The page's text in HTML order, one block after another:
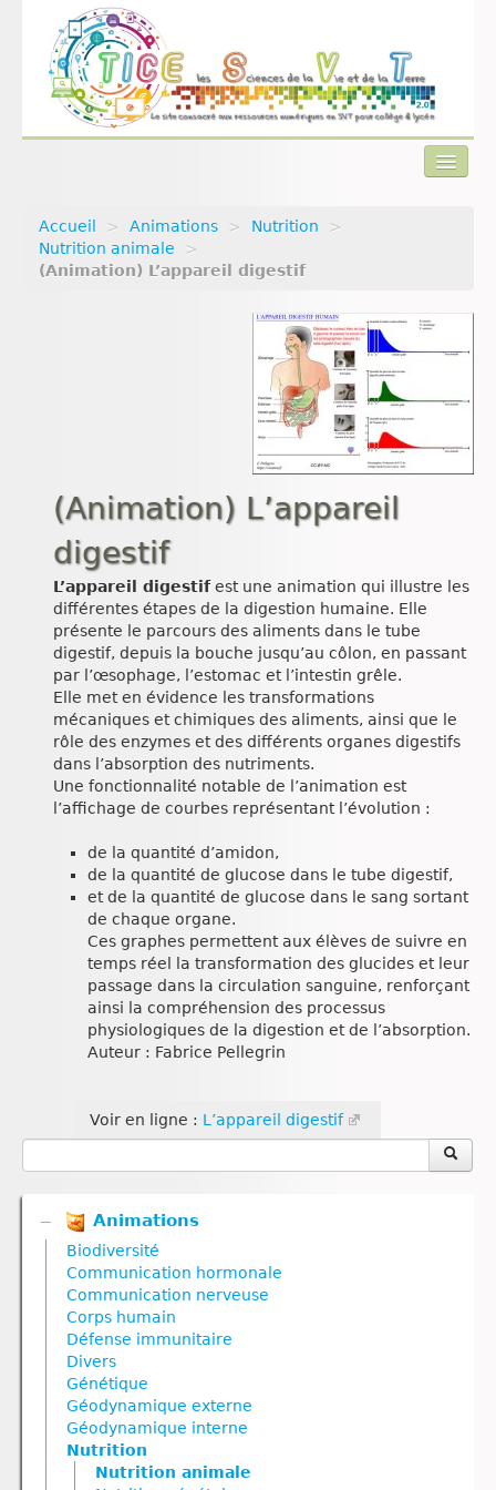
Actualités
Accueil > Animations > Nutrition
>
Nutrition animale
>
(Animation) L’appareil digestif
(Animation) L’appareil
digestif
L’appareil digestifest une animation qui illustre les
différentes étapes de la digestion humaine. Elle
présente le parcours des aliments dans le tube
digestif, depuis la bouche jusqu’au côlon, en passant
par l’œsophage, l’estomac et l’intestin grêle.
Elle met en évidence les transformations
mécaniques et chimiques des aliments, ainsi que le
rôle des enzymes et des différents organes digestifs
dans l’absorption des nutriments.
Une fonctionnalité notable de l’animation est
l’affichage de courbes représentant l’évolution :
de la quantité d’amidon,
de la quantité de glucose dans le tube digestif,
et de la quantité de glucose dans le sang sortant
de chaque organe.
Ces graphes permettent aux élèves de suivre en
temps réel la transformation des glucides et leur
passage dans la circulation sanguine, renforçant
ainsi la compréhension des processus
physiologiques de la digestion et de l’absorption.
Auteur : Fabrice Pellegrin
Voir en ligne : L’appareil digestif
Animations
Biodiversité
Communication hormonale
Communication nerveuse
Corps humain
Défense immunitaire
Divers
Génétique
Géodynamique externe
Géodynamique interne
Nutrition
Nutrition animale